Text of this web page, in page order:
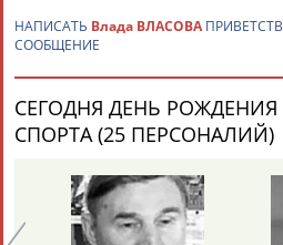
Каримжан
АБДРАХМАНОВ
Аделя
АБДРАХМАНОВА
НАПИСАТЬ Влада ВЛАСОВА
СООБЩЕНИЕ
СЕГОДНЯ ДЕНЬ
СПОРТА (25 ПЕРСОНАЛИЙ)